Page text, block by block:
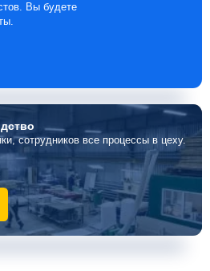
Вы будете
сотрудников все процессы в цеху.